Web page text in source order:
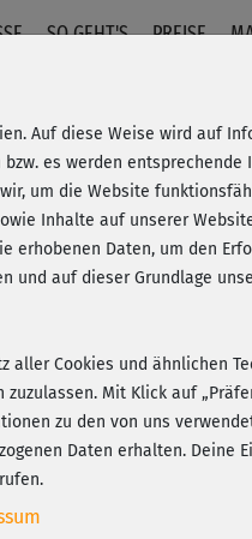
SO GEHT'S PREISE
+ Wunsch-Goodie
Auf diese Weise wird auf
es werden
um die Website
Inhalte auf unserer
erhobenen Daten, um den
und auf dieser Grundlage
aller Cookies und ähnlichen
Mit Klick auf
zu den von uns
Daten erhalten. Deine